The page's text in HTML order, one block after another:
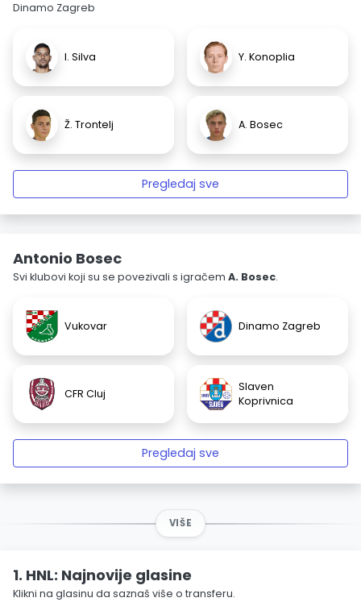
Dinamo Zagreb
I. Silva Y. Konoplia
Ž. Trontelj A. Bosec
Pregledaj sve
Antonio Bosec
Svi klubovi koji su se povezivali s igračem A. Bosec.
Vukovar Dinamo Zagreb
CFR Cluj
Slaven
Koprivnica
Pregledaj sve
VIŠE
1. HNL: Najnovije glasine
Klikni na glasinu da saznaš više o transferu.